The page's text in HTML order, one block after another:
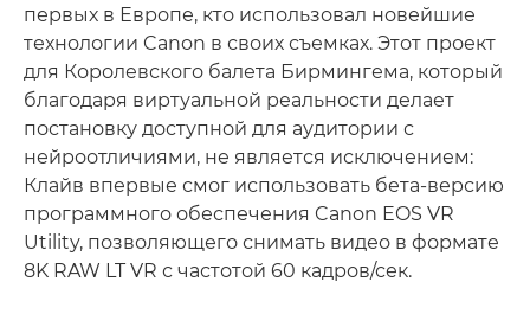
первых в Европе, кто использовал новейшие
технологии Canon в своих съемках. Этот проект
для Королевского балета Бирмингема, который
благодаря виртуальной реальности делает
постановку доступной для аудитории с
нейроотличиями, не является исключением:
Клайв впервые смог использовать бета-версию
программного обеспечения Canon EOS VR
Utility, позволяющего снимать видео в формате
8K RAW LT VR с частотой 60 кадров/сек.